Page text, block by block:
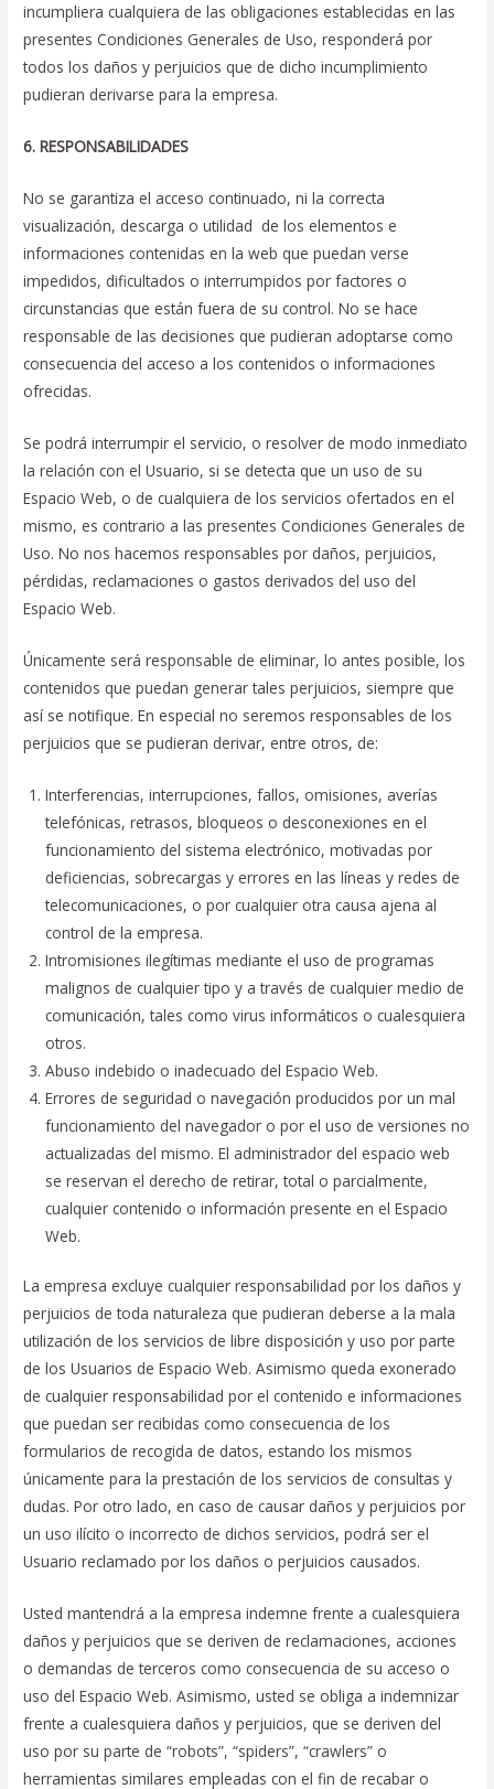
incumpliera cualquiera de las obligaciones establecidas en las
presentes Condiciones Generales de Uso, responderá por
todos los daños y perjuicios que de dicho incumplimiento
pudieran derivarse para la empresa.
6. RESPONSABILIDADES
No se garantiza el acceso continuado, ni la correcta
visualización, descarga o utilidad de los elementos e
informaciones contenidas en la web que puedan verse
impedidos, dificultados o interrumpidos por factores o
circunstancias que están fuera de su control. No se hace
responsable de las decisiones que pudieran adoptarse como
consecuencia del acceso a los contenidos o informaciones
ofrecidas.
Se podrá interrumpir el servicio, o resolver de modo inmediato
la relación con el Usuario, si se detecta que un uso de su
Espacio Web, o de cualquiera de los servicios ofertados en el
mismo, es contrario a las presentes Condiciones Generales de
Uso. No nos hacemos responsables por daños, perjuicios,
pérdidas, reclamaciones o gastos derivados del uso del
Espacio Web.
Únicamente será responsable de eliminar, lo antes posible, los
contenidos que puedan generar tales perjuicios, siempre que
así se notifique. En especial no seremos responsables de los
perjuicios que se pudieran derivar, entre otros, de:
Interferencias, interrupciones, fallos, omisiones, averías
telefónicas, retrasos, bloqueos o desconexiones en el
funcionamiento del sistema electrónico, motivadas por
deficiencias, sobrecargas y errores en las líneas y redes de
telecomunicaciones, o por cualquier otra causa ajena al
control de la empresa.
Intromisiones ilegítimas mediante el uso de programas
malignos de cualquier tipo y a través de cualquier medio de
comunicación, tales como virus informáticos o cualesquiera
otros.
Abuso indebido o inadecuado del Espacio Web.
Errores de seguridad o navegación producidos por un mal
funcionamiento del navegador o por el uso de versiones no
actualizadas del mismo. El administrador del espacio web
se reservan el derecho de retirar, total o parcialmente,
cualquier contenido o información presente en el Espacio
Web.
La empresa excluye cualquier responsabilidad por los daños y
perjuicios de toda naturaleza que pudieran deberse a la mala
utilización de los servicios de libre disposición y uso por parte
de los Usuarios de Espacio Web. Asimismo queda exonerado
de cualquier responsabilidad por el contenido e informaciones
que puedan ser recibidas como consecuencia de los
formularios de recogida de datos, estando los mismos
únicamente para la prestación de los servicios de consultas y
dudas. Por otro lado, en caso de causar daños y perjuicios por
un uso ilícito o incorrecto de dichos servicios, podrá ser el
Usuario reclamado por los daños o perjuicios causados.
Usted mantendrá a la empresa indemne frente a cualesquiera
daños y perjuicios que se deriven de reclamaciones, acciones
o demandas de terceros como consecuencia de su acceso o
uso del Espacio Web. Asimismo, usted se obliga a indemnizar
frente a cualesquiera daños y perjuicios, que se deriven del
uso por su parte de “robots”, “spiders”, “crawlers” o
herramientas similares empleadas con el fin de recabar o